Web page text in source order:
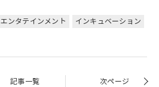
エンタテインメント インキュベーション
記事一覧 次ページ